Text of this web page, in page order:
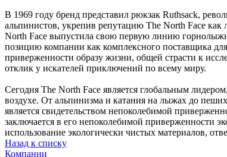
В 1969 году бренд представил рюкзак Ruthsack,
альпинистов, укрепив репутацию The North Face как
North Face выпустила свою первую линию
позицию компании как комплексного поставщика
приверженности образу жизни, общей страсти к
отклик у искателей приключений по всему миру.
Сегодня The North Face является глобальным
воздухе. От альпинизма и катания на лыжах до
является свидетельством непоколебимой
заключается в его непоколебимой приверженности
использование экологически чистых материалов,
Назад к списку
Компании